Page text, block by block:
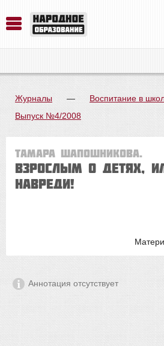
Журналы — Воспитание в
Выпуск №4/2008
Тамара Шапошникова.
Взрослым о детях,
навреди!
Аннотация отсутствует